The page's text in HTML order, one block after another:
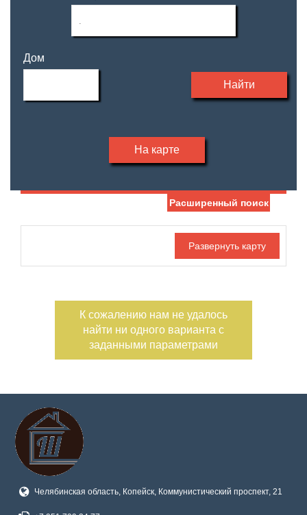
Дом
Найти
На карте
Ипотека
Обмен
С фото
Расширенный поиск
К сожалению нам не удалось
найти ни одного варианта с
заданными параметрами
Челябинская область, Копейск, Коммунистический проспект, 21